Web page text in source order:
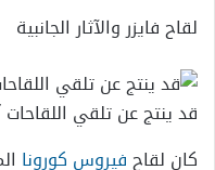
لقاح فايزر والآثار الجانبية
قد ينتج عن تلقي اللقاحات
كان لقاحفيروس كورونا